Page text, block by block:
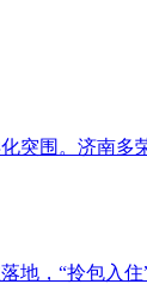
围。济南
，“拎包入